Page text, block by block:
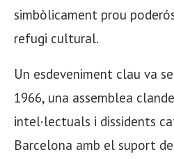
simbòlicament prou
refugi cultural.
Un esdeveniment clau va
1966, una assemblea
intel·lectuals i dissidents
Barcelona amb el suport